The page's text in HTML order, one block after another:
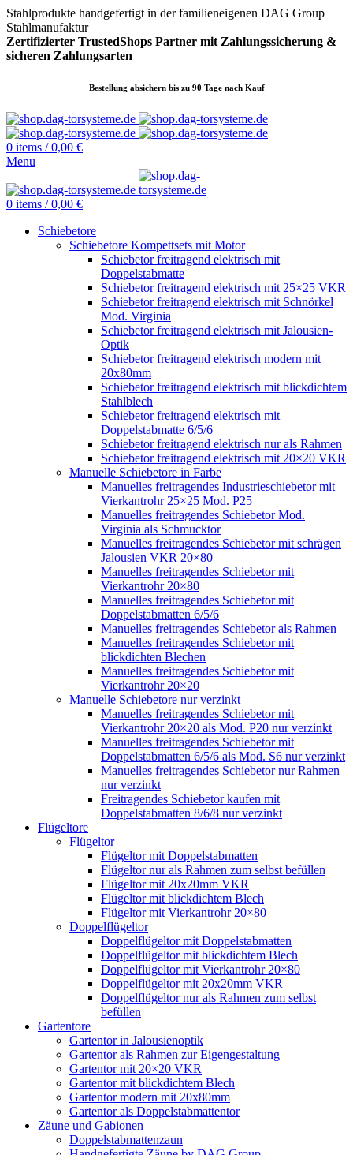
Stahlprodukte handgefertigt in der familieneigenen DAG Group
Stahlmanufaktur
Zertifizierter TrustedShops Partner mit Zahlungssicherung &
sicheren Zahlungsarten
Bestellung absichern bis zu 90 Tage nach Kauf
0 items / 0,00 €
Menu
0 items / 0,00 €
Schiebetore
Schiebetore Kompettsets mit Motor
Schiebetor freitragend elektrisch mit
Doppelstabmatte
Schiebetor freitragend elektrisch mit 25×25 VKR
Schiebetor freitragend elektrisch mit Schnörkel
Mod. Virginia
Schiebetor freitragend elektrisch mit Jalousien-
Optik
Schiebetor freitragend elektrisch modern mit
20x80mm
Schiebetor freitragend elektrisch mit blickdichtem
Stahlblech
Schiebetor freitragend elektrisch mit
Doppelstabmatte 6/5/6
Schiebetor freitragend elektrisch nur als Rahmen
Schiebetor freitragend elektrisch mit 20×20 VKR
Manuelle Schiebetore in Farbe
Manuelles freitragendes Industrieschiebetor mit
Vierkantrohr 25×25 Mod. P25
Manuelles freitragendes Schiebetor Mod.
Virginia als Schmucktor
Manuelles freitragendes Schiebetor mit schrägen
Jalousien VKR 20×80
Manuelles freitragendes Schiebetor mit
Vierkantrohr 20×80
Manuelles freitragendes Schiebetor mit
Doppelstabmatten 6/5/6
Manuelles freitragendes Schiebetor als Rahmen
Manuelles freitragendes Schiebetor mit
blickdichten Blechen
Manuelles freitragendes Schiebetor mit
Vierkantrohr 20×20
Manuelle Schiebetore nur verzinkt
Manuelles freitragendes Schiebetor mit
Vierkantrohr 20×20 als Mod. P20 nur verzinkt
Manuelles freitragendes Schiebetor mit
Doppelstabmatten 6/5/6 als Mod. S6 nur verzinkt
Manuelles freitragendes Schiebetor nur Rahmen
nur verzinkt
Freitragendes Schiebetor kaufen mit
Doppelstabmatten 8/6/8 nur verzinkt
Flügeltore
Flügeltor
Flügeltor mit Doppelstabmatten
Flügeltor nur als Rahmen zum selbst befüllen
Flügeltor mit 20x20mm VKR
Flügeltor mit blickdichtem Blech
Flügeltor mit Vierkantrohr 20×80
Doppelflügeltor
Doppelflügeltor mit Doppelstabmatten
Doppelflügeltor mit blickdichtem Blech
Doppelflügeltor mit Vierkantrohr 20×80
Doppelflügeltor mit 20x20mm VKR
Doppelflügeltor nur als Rahmen zum selbst
befüllen
Gartentore
Gartentor in Jalousienoptik
Gartentor als Rahmen zur Eigengestaltung
Gartentor mit 20×20 VKR
Gartentor mit blickdichtem Blech
Gartentor modern mit 20x80mm
Gartentor als Doppelstabmattentor
Zäune und Gabionen
Doppelstabmattenzaun